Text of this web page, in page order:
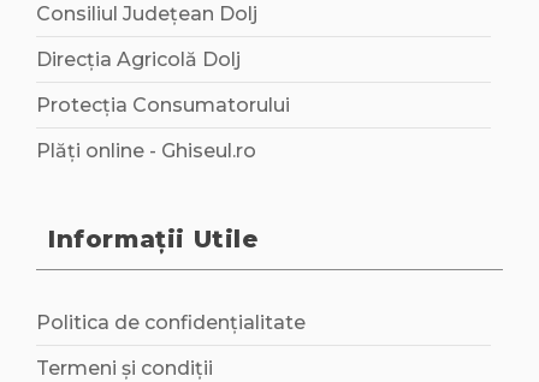
Consiliul Județean Dolj
Direcția Agricolă Dolj
Protecția Consumatorului
Plăți online - Ghiseul.ro
Informații Utile
Politica de confidențialitate
Termeni și condiții